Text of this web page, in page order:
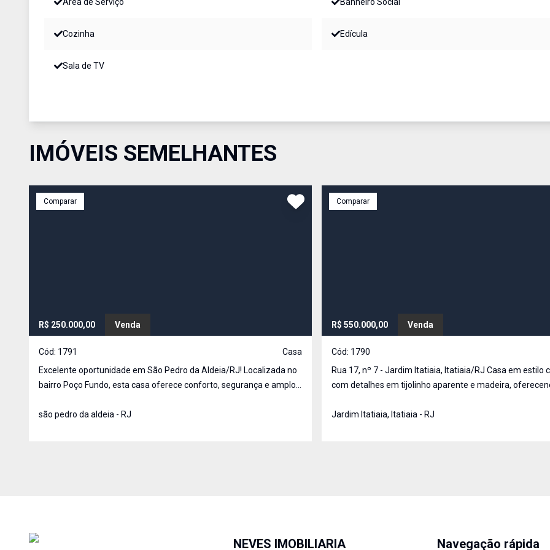
Cozinha Edícula
Sala de TV
IMÓVEIS SEMELHANTES
Comparar
R$ 250.000,00 Venda
Cód: 1791
Casa
Excelente oportunidade em São Pedro da Aldeia/RJ! Localizada no
bairro Poço Fundo, esta casa oferece conforto, segurança e amplo
cozinha americana, banheiro, quintal com árvores frutíferas
são pedro da aldeia - RJ
Comparar
R$ 550.000,00 Venda
Cód: 1790
Rua 17, nº 7 - Jardim Itatiaia, Itatiaia/RJ Casa em estilo colonial,
com detalhes em tijolinho aparente e madeira,
imóvel conta com sala em dois ambientes, 1 quarto,
Jardim Itatiaia, Itatiaia - RJ
NEVES IMOBILIARIA Navegação rápida